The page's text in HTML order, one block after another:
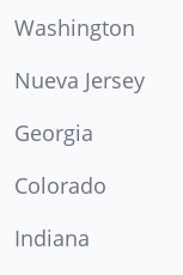
Washington
Nueva Jersey
Georgia
Colorado
Indiana